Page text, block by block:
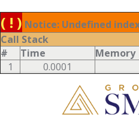
( ! ) Notice: Undefined
Call Stack
#
Time Memory
1
0.0001